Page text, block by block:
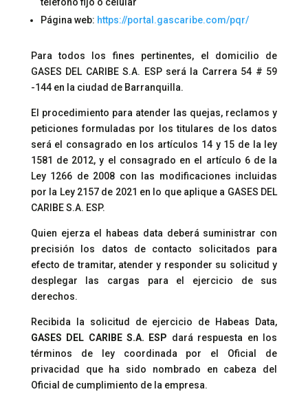
Página web: https://portal.gascaribe.com/pqr/
Para todos los fines pertinentes, el domicilio de
GASES DEL CARIBE S.A. ESP será la Carrera 54 # 59
-144 en la ciudad de Barranquilla.
El procedimiento para atender las quejas, reclamos y
peticiones formuladas por los titulares de los datos
será el consagrado en los artículos 14 y 15 de la ley
1581 de 2012, y el consagrado en el artículo 6 de la
Ley 1266 de 2008 con las modificaciones incluidas
por la Ley 2157 de 2021 en lo que aplique a GASES DEL
CARIBE S.A. ESP.
Quien ejerza el habeas data deberá suministrar con
precisión los datos de contacto solicitados para
efecto de tramitar, atender y responder su solicitud y
desplegar las cargas para el ejercicio de sus
derechos.
Recibida la solicitud de ejercicio de Habeas Data,
GASES DEL CARIBE S.A. ESP dará respuesta en los
términos de ley coordinada por el Oficial de
privacidad que ha sido nombrado en cabeza del
Oficial de cumplimiento de la empresa.